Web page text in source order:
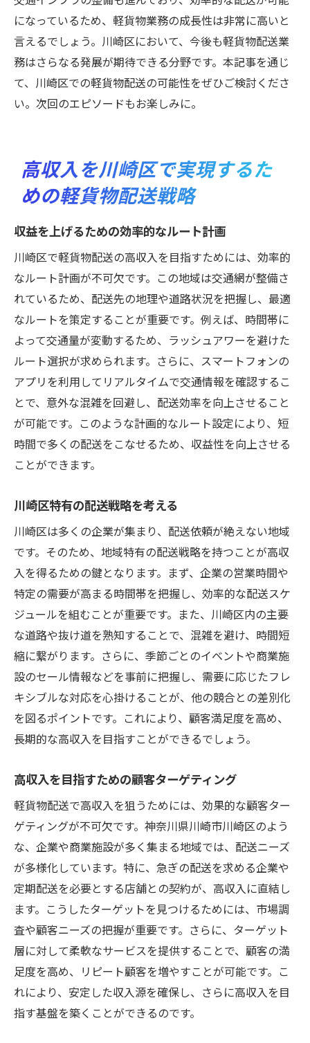
になっているため、軽貨物業務の成長性は非常に高いと
言えるでしょう。川崎区において、今後も軽貨物配送業
務はさらなる発展が期待できる分野です。本記事を通じ
て、川崎区での軽貨物配送の可能性をぜひご検討くださ
い。次回のエピソードもお楽しみに。
高収入を川崎区で実現するた
めの軽貨物配送戦略
収益を上げるための効率的なルート計画
川崎区で軽貨物配送の高収入を目指すためには、効率的
なルート計画が不可欠です。この地域は交通網が整備さ
れているため、配送先の地理や道路状況を把握し、最適
なルートを策定することが重要です。例えば、時間帯に
よって交通量が変動するため、ラッシュアワーを避けた
ルート選択が求められます。さらに、スマートフォンの
アプリを利用してリアルタイムで交通情報を確認するこ
とで、意外な混雑を回避し、配送効率を向上させること
が可能です。このような計画的なルート設定により、短
時間で多くの配送をこなせるため、収益性を向上させる
ことができます。
川崎区特有の配送戦略を考える
川崎区は多くの企業が集まり、配送依頼が絶えない地域
です。そのため、地域特有の配送戦略を持つことが高収
入を得るための鍵となります。まず、企業の営業時間や
特定の需要が高まる時間帯を把握し、効率的な配送スケ
ジュールを組むことが重要です。また、川崎区内の主要
な道路や抜け道を熟知することで、混雑を避け、時間短
縮に繋がります。さらに、季節ごとのイベントや商業施
設のセール情報などを事前に把握し、需要に応じたフレ
キシブルな対応を心掛けることが、他の競合との差別化
を図るポイントです。これにより、顧客満足度を高め、
長期的な高収入を目指すことができるでしょう。
高収入を目指すための顧客ターゲティング
軽貨物配送で高収入を狙うためには、効果的な顧客ター
ゲティングが不可欠です。神奈川県川崎市川崎区のよう
な、企業や商業施設が多く集まる地域では、配送ニーズ
が多様化しています。特に、急ぎの配送を求める企業や
定期配送を必要とする店舗との契約が、高収入に直結し
ます。こうしたターゲットを見つけるためには、市場調
査や顧客ニーズの把握が重要です。さらに、ターゲット
層に対して柔軟なサービスを提供することで、顧客の満
足度を高め、リピート顧客を増やすことが可能です。こ
れにより、安定した収入源を確保し、さらに高収入を目
指す基盤を築くことができるのです。